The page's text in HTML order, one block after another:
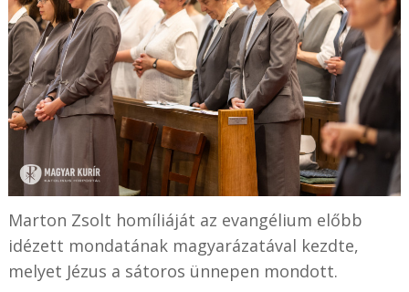
Marton Zsolt homíliáját az evangélium előbb
idézett mondatának magyarázatával kezdte,
melyet Jézus a sátoros ünnepen mondott.